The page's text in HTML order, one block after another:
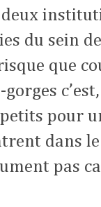
du sein
que
pour
dans
pas